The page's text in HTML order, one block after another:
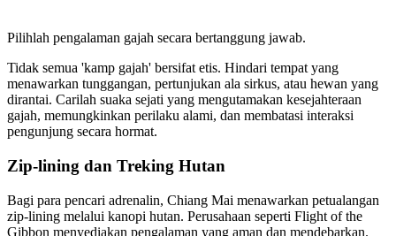
Pilihlah pengalaman gajah secara bertanggung jawab.
Tidak semua 'kamp gajah' bersifat etis. Hindari tempat yang
menawarkan tunggangan, pertunjukan ala sirkus, atau hewan yang
dirantai. Carilah suaka sejati yang mengutamakan kesejahteraan
gajah, memungkinkan perilaku alami, dan membatasi interaksi
pengunjung secara hormat.
Zip-lining dan Treking Hutan
Bagi para pencari adrenalin, Chiang Mai menawarkan petualangan
zip-lining melalui kanopi hutan. Perusahaan seperti Flight of the
Gibbon menyediakan pengalaman yang aman dan mendebarkan.